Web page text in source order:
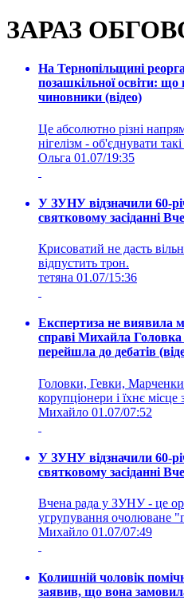
ЗАРАЗ
На Тернопільщині
позашкільної освіти:
чиновники (відео)
Це абсолютно різні
нігелізм - об'єднувати
Ольга 01.07/19:35
У ЗУНУ відзначили 60-
святковому засіданні
Крисоватий не дасть
відпустить трон.
тетяна 01.07/15:36
Експертиза не виявила
справі Михайла
перейшла до дебатів
Головки, Гевки, Марченки
корупціонери і їхнє місце
Михайло 01.07/07:52
У ЗУНУ відзначили 60-
святковому засіданні
Вчена рада у ЗУНУ - це
угрупування
Михайло 01.07/07:49
Колишній чоловік
заявив, що вона